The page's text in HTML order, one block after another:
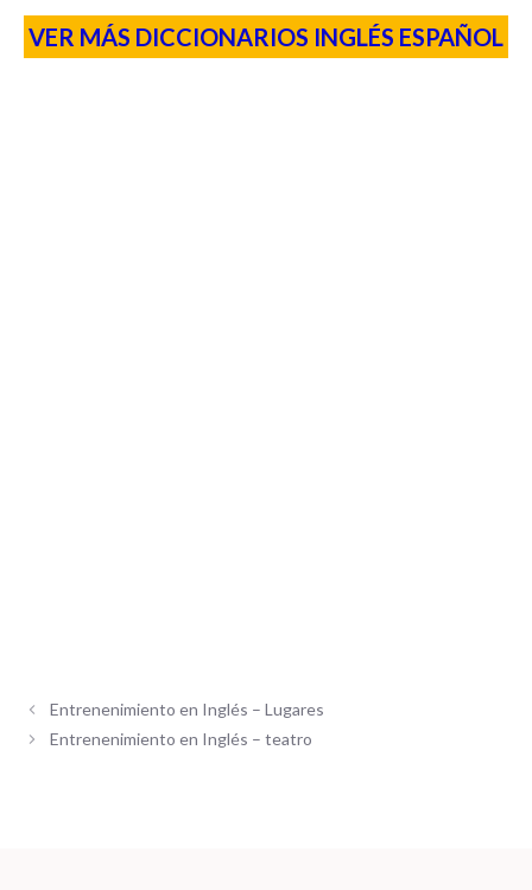
VER MÁS DICCIONARIOS INGLÉS ESPAÑOL
Entrenenimiento en Inglés – Lugares
Entrenenimiento en Inglés – teatro